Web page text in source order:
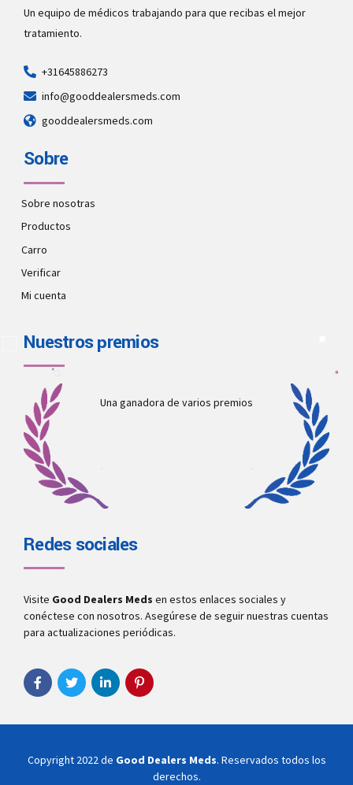
Un equipo de médicos trabajando para que recibas el mejor
tratamiento.
+31645886273
info@gooddealersmeds.com
gooddealersmeds.com
Sobre
Sobre nosotras
Productos
Carro
Verificar
Mi cuenta
Nuestros premios
Una ganadora de varios premios
Redes sociales
Visite Good Dealers Meds en estos enlaces sociales y
conéctese con nosotros. Asegúrese de seguir nuestras cuentas
para actualizaciones periódicas.
Copyright 2022 de Good Dealers Meds. Reservados todos los
derechos.